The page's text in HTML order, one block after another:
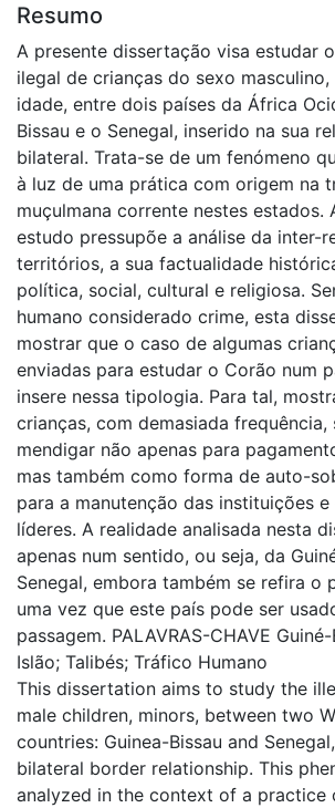
Resumo
A presente dissertação visa estudar
ilegal de crianças do sexo masculino,
idade, entre dois países da África
Bissau e o Senegal, inserido na sua
bilateral. Trata-se de um fenómeno
à luz de uma prática com origem na
muçulmana corrente nestes estados.
estudo pressupõe a análise da inter-
territórios, a sua factualidade
política, social, cultural e religiosa.
humano considerado crime, esta
mostrar que o caso de algumas
enviadas para estudar o Corão num
insere nessa tipologia. Para tal,
crianças, com demasiada frequência,
mendigar não apenas para
mas também como forma de auto-
para a manutenção das instituições
líderes. A realidade analisada nesta
apenas num sentido, ou seja, da
Senegal, embora também se refira o
uma vez que este país pode ser
passagem. PALAVRAS-CHAVE
Islão; Talibés; Tráfico Humano
This dissertation aims to study the
male children, minors, between two
countries: Guinea-Bissau and
bilateral border relationship. This
analyzed in the context of a practice